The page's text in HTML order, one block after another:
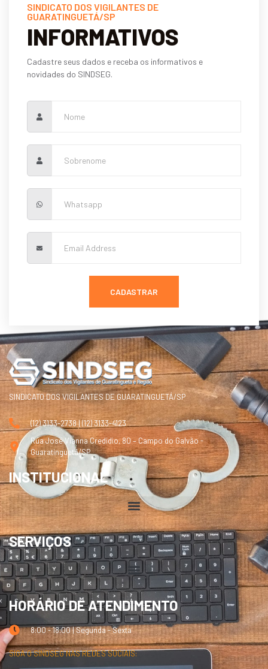
SINDICATO DOS VIGILANTES DE
GUARATINGUETÁ/SP
INFORMATIVOS
Cadastre seus dados e receba os informativos e
novidades do SINDSEG.
CADASTRAR
SINDICATO DOS VIGILANTES DE GUARATINGUETÁ/SP
(12) 3133-2738 | (12) 3133-4123
Rua José Vianna Credidio, 80 – Campo do Galvão -
Guaratinguetá/SP
INSTITUCIONAL
SERVIÇOS
HORÁRIO DE ATENDIMENTO
8:00 - 18:00 | Segunda - Sexta
SIGA O SINDSEG NAS REDES SOCIAIS: